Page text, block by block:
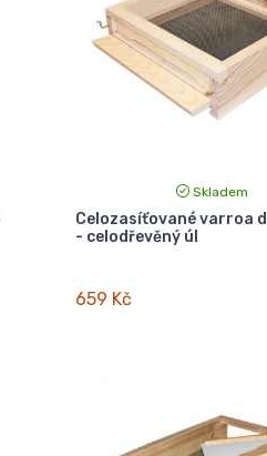
Skladem
Celozasíťované varroa
- celodřevěný úl
659 Kč